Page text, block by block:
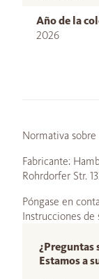
Año de la
2026
Normativa
Fabricante:
Rohrdorfer Str.
Póngase en
Instrucciones de
¿Preguntas
Estamos a